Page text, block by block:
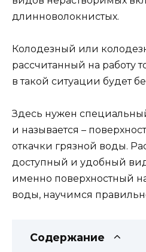
длинноволокнистых.
Колодезный или
рассчитанный на работу
в такой ситуации будет
Здесь нужен
и называется –
откачки грязной воды.
доступный и удобный
именно поверхностный
воды, научимся
Содержание